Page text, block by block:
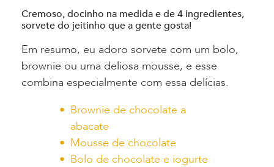
Cremoso, docinho na medida e de 4 ingredientes,
sorvete do jeitinho que a gente gosta!
Em resumo, eu adoro sorvete com um bolo,
brownie ou uma deliosa mousse, e esse
combina especialmente com essa delícias.
Brownie de chocolate a
abacate
Mousse de chocolate
Bolo de chocolate e iogurte